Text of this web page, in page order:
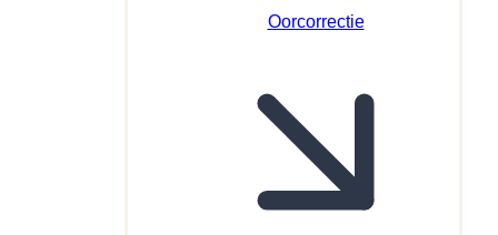
Oorcorrectie